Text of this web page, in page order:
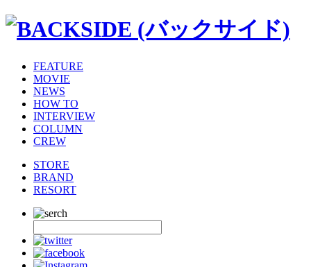
FEATURE
MOVIE
NEWS
HOW TO
INTERVIEW
COLUMN
CREW
STORE
BRAND
RESORT